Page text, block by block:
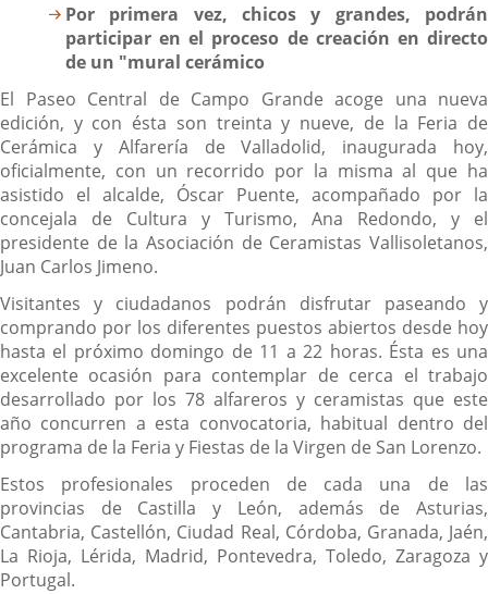
Por primera vez, chicos y grandes, podrán
participar en el proceso de creación en directo
de un "mural cerámico
El Paseo Central de Campo Grande acoge una nueva
edición, y con ésta son treinta y nueve, de la Feria de
Cerámica y Alfarería de Valladolid, inaugurada hoy,
oficialmente, con un recorrido por la misma al que ha
asistido el alcalde, Óscar Puente, acompañado por la
concejala de Cultura y Turismo, Ana Redondo, y el
presidente de la Asociación de Ceramistas Vallisoletanos,
Juan Carlos Jimeno.
Visitantes y ciudadanos podrán disfrutar paseando y
comprando por los diferentes puestos abiertos desde hoy
hasta el próximo domingo de 11 a 22 horas. Ésta es una
excelente ocasión para contemplar de cerca el trabajo
desarrollado por los 78 alfareros y ceramistas que este
año concurren a esta convocatoria, habitual dentro del
programa de la Feria y Fiestas de la Virgen de San Lorenzo.
Estos profesionales proceden de cada una de las
provincias de Castilla y León, además de Asturias,
Cantabria, Castellón, Ciudad Real, Córdoba, Granada, Jaén,
La Rioja, Lérida, Madrid, Pontevedra, Toledo, Zaragoza y
Portugal.